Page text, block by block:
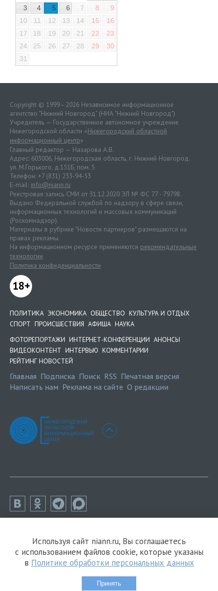
3
4 5 6 7 8
9
10
11 12 13 14 15
16
17
18 19 20 21 22
23
24
25 26 27 28 29
30
31
Copyright © 1999—2026 Независимое информационное
агентство "Нижний Новгород" (НИА "Нижний Новгород")
Учредитель — Государственное автономное учреждение
Нижегородской области «Нижегородский областной
информационный центр»
Главный редактор — Назарова А.В.
Адрес: 603006, Нижегородская область, г. Нижний Новгород.
ул. М.Горького, д.151Б, пом. 5
Телефон: +7 (831) 233-94-53
E-mail: info@niann.ru
Реестровая запись СМИ от 31.12.2020 ЭЛ № ФС 77 - 79798.
Выдано Федеральной службой по надзору в сфере связи,
информационных технологий и массовых коммуникаций
(Роскомнадзор).
Материалы в рубрике "Новости партнеров" размещаются на
правах рекламы.
На информационном ресурсе применяются рекомендательные
технологии.
Политика конфиденциальности
18+
ПОЛИТИКА ЭКОНОМИКА ОБЩЕСТВО КУЛЬТУРА И ОТДЫХ
СПОРТ ПРОИСШЕСТВИЯ АФИША НАУКА
ФОТОРЕПОРТАЖИ ИНТЕРНЕТ-КОНФЕРЕНЦИИ АНОНСЫ
ВИДЕОКОНТЕНТ ИНТЕРВЬЮ КОММЕНТАРИИ
РЕЙТИНГ НОВОСТЕЙ
Главная Подписка Поиск RSS Печатная версия
Написать нам Реклама на сайте О редакции
Используя сайт niann.ru, Вы соглашаетесь
с использованием файлов cookie, которые указаны
в Политике обработки персональных данных
Принять